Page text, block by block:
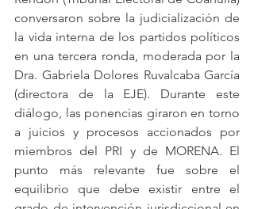
conversaron sobre la judicialización de
la vida interna de los partidos políticos
en una tercera ronda, moderada por la
Dra. Gabriela Dolores Ruvalcaba García
(directora de la EJE). Durante este
diálogo, las ponencias giraron en torno
a juicios y procesos accionados por
miembros del PRI y de MORENA. El
punto más relevante fue sobre el
equilibrio que debe existir entre el